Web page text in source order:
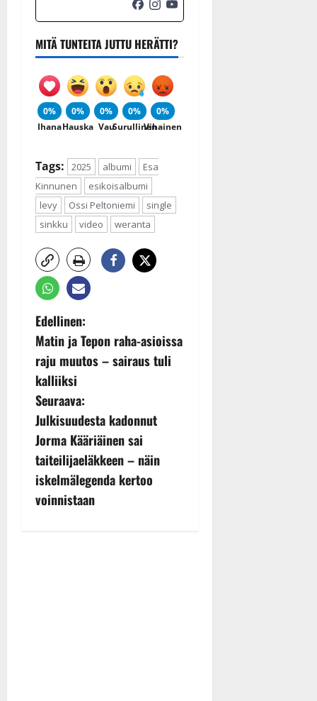
MITÄ TUNTEITA JUTTU HERÄTTI?
0%
Ihana
0%
Hauska
0%
Vau
0%
Surullinen
0%
Vihainen
Tags: 2025 albumi
Esa
Kinnunen
esikoisalbumi
levy
Ossi Peltoniemi
single
sinkku
video weranta
P
o
s
t
n
a
v
Edellinen:
Matin ja Tepon raha-asioissa
raju muutos – sairaus tuli
kalliiksi
Seuraava:
Julkisuudesta kadonnut
Jorma Kääriäinen sai
taiteilijaeläkkeen – näin
iskelmälegenda kertoo
voinnistaan